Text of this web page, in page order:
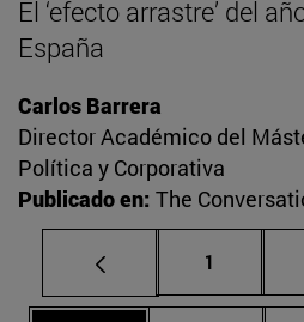
El ‘efecto arrastre’ del
España
Carlos Barrera
Director Académico del
Política y Corporativa
Publicado en: The
Página
1